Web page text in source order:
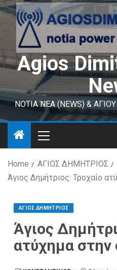
Agios
ΝΟΤΙΑ ΝΕΑ (NEWS) &
Home
ΑΓΙΟΣ ΔΗΜΗΤΡΙΟΣ
Άγιος Δημήτριος: Τροχαίο
ΑΓΙΟΣ ΔΗΜΗΤΡΙΟΣ
Άγιος
ατύχημα στην